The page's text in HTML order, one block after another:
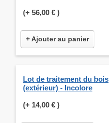
(+ 56,00 € )
+ Ajouter au panier
Lot de traitement du bois
(extérieur) - Incolore
(+ 14,00 € )